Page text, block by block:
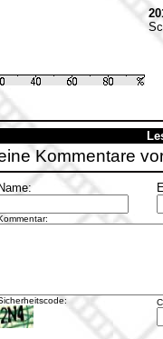
Kommentare
Name: